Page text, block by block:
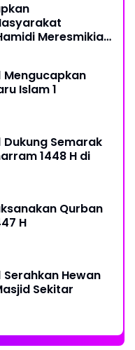
Meresmikian
Mengucapkan
Islam 1
Dukung Semarak
1448 H di
Qurban
H
Serahkan Hewan
Sekitar